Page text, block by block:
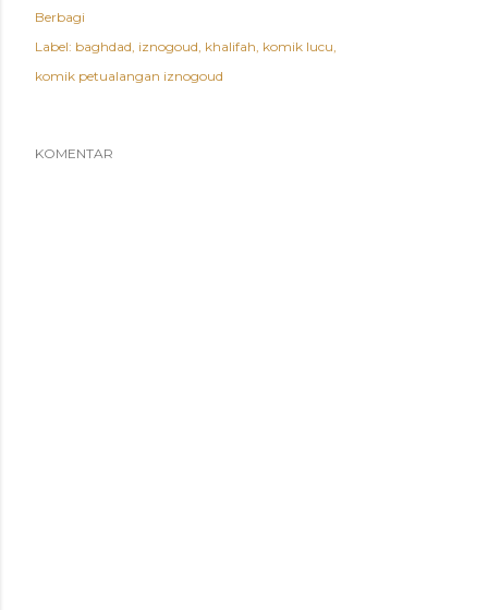
Berbagi
Label: baghdad iznogoud khalifah komik lucu
komik petualangan iznogoud
KOMENTAR